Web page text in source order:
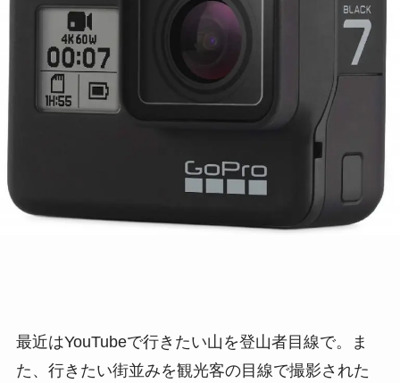
最近はYouTubeで行きたい山を登山者目線で。ま
た、行きたい街並みを観光客の目線で撮影された